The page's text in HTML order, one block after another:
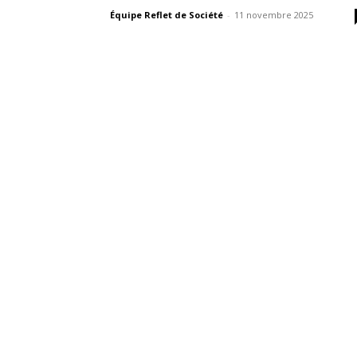
Équipe Reflet de Société - 11 novembre 2025